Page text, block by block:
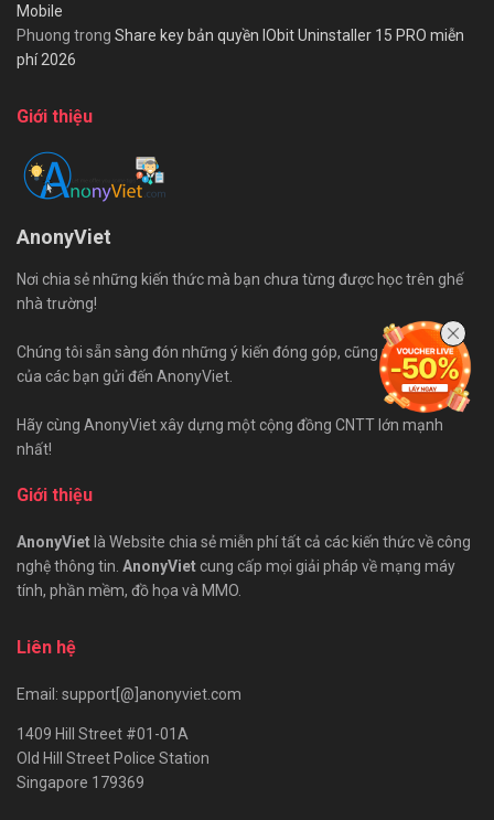
Mobile
Phuong trong Share key bản quyền IObit Uninstaller 15 PRO miễn
phí 2026
Giới thiệu
AnonyViet
Nơi chia sẻ những kiến thức mà bạn chưa từng được học trên ghế
nhà trường!
Chúng tôi sẵn sàng đón những ý kiến đóng góp, cũng như bài viết
của các bạn gửi đến AnonyViet.
Hãy cùng AnonyViet xây dựng một cộng đồng CNTT lớn mạnh
nhất!
Giới thiệu
AnonyVietlà Website chia sẻ miễn phí tất cả các kiến thức về công
nghệ thông tin. AnonyViet cung cấp mọi giải pháp về mạng máy
tính, phần mềm, đồ họa và MMO.
Liên hệ
Email: support[@]anonyviet.com
1409 Hill Street #01-01A
Old Hill Street Police Station
Singapore 179369